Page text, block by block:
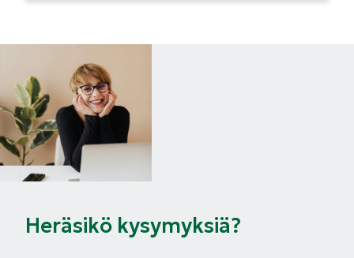
Heräsikö kysymyksiä?